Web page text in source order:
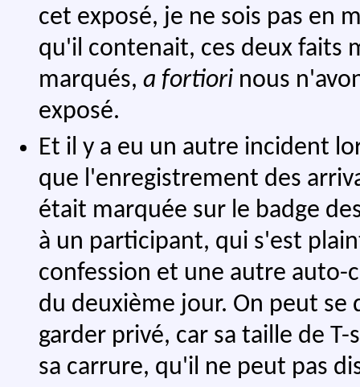
cet exposé, je ne sois pas en
qu'il contenait, ces deux faits
marqués, a fortiori nous
exposé.
Et il y a eu un autre incident
que l'enregistrement des
était marquée sur le badge
à un participant, qui s'est
confession et une autre
du deuxième jour. On peut
garder privé, car sa taille de
sa carrure, qu'il ne peut pas